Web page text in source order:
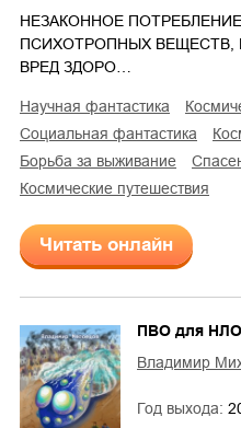
НЕЗАКОННОЕ
ПСИХОТРОПНЫХ ВЕЩЕСТВ,
ВРЕД ЗДОРО…
научная фантастика
социальная фантастика
борьба за выживание
космические путешествия
Читать онлайн
ПВО для НЛО
Владимир
Год выхода: